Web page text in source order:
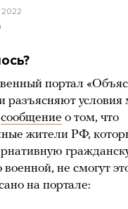
2022
портал
разъясняют
сообщение о том, что
жители РФ,
не смогут
на портале: